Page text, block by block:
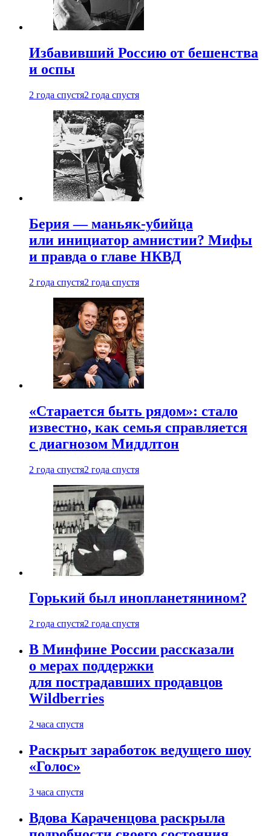
Избавивший Россию от бешенства
и оспы
2 года спустя2 года спустя
Берия — маньяк-убийца
или инициатор амнистии? Мифы
и правда о главе НКВД
2 года спустя2 года спустя
«Старается быть рядом»: стало
известно, как семья справляется
с диагнозом Миддлтон
2 года спустя2 года спустя
Горький был инопланетянином?
2 года спустя2 года спустя
В Минфине России рассказали
о мерах поддержки
для пострадавших продавцов
Wildberries
2 часа спустя
Раскрыт заработок ведущего шоу
«Голос»
3 часа спустя
Вдова Караченцова раскрыла